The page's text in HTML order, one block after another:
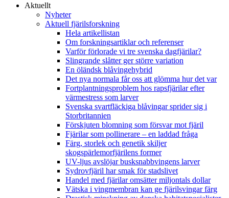
Aktuellt
Nyheter
Aktuell fjärilsforskning
Hela artikellistan
Om forskningsartiklar och referenser
Varför förlorade vi tre svenska dagfjärilar?
Slingrande slåtter ger större variation
En öländsk blåvingehybrid
Det nya normala får oss att glömma hur det var
Fortplantningsproblem hos rapsfjärilar efter
värmestress som larver
Svenska svartfläckiga blåvingar sprider sig i
Storbritannien
Förskjuten blomning som försvar mot fjäril
Fjärilar som pollinerare – en laddad fråga
Färg, storlek och genetik skiljer
skogspärlemorfjärilens former
UV-ljus avslöjar busksnabbvingens larver
Sydrovfjäril har smak för stadslivet
Handel med fjärilar omsätter miljontals dollar
Vätska i vingmembran kan ge fjärilsvingar färg